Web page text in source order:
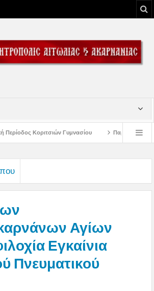
Παρακλήσεις πρώτης εβδομάδος
Αγίων
Εγκαίνια
Πνευματικού